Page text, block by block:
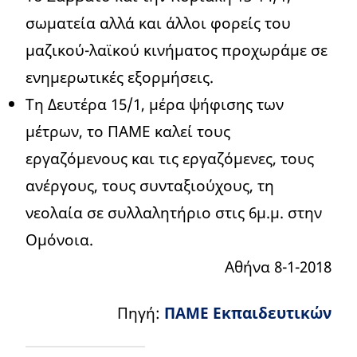
σωματεία αλλά και άλλοι φορείς του
μαζικού-λαϊκού κινήματος προχωράμε σε
ενημερωτικές εξορμήσεις.
Τη Δευτέρα 15/1, μέρα ψήφισης των
μέτρων, το ΠΑΜΕ καλεί τους
εργαζόμενους και τις εργαζόμενες, τους
ανέργους, τους συνταξιούχους, τη
νεολαία σε συλλαλητήριο στις 6μ.μ. στην
Ομόνοια.
Αθήνα 8-1-2018
Πηγή: ΠΑΜΕ Εκπαιδευτικών